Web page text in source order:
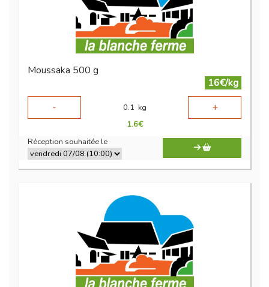
Moussaka 500 g
16€/kg
-
0.1 kg +
1.6€
Réception souhaitée le